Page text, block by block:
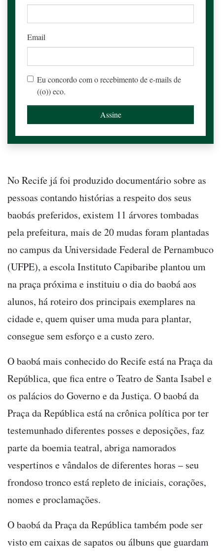
Email
Eu concordo com o recebimento de e-mails de
((o)) eco.
No Recife já foi produzido documentário sobre as
pessoas contando histórias a respeito dos seus
baobás preferidos, existem 11 árvores tombadas
pela prefeitura, mais de 20 mudas foram plantadas
no campus da Universidade Federal de Pernambuco
(UFPE), a escola Instituto Capibaribe plantou um
na praça próxima e instituiu o dia do baobá aos
alunos, há roteiro dos principais exemplares na
cidade e, quem quiser uma muda para plantar,
consegue sem esforço e a custo zero.
O baobá mais conhecido do Recife está na Praça da
República, que fica entre o Teatro de Santa Isabel e
os palácios do Governo e da Justiça. O baobá da
Praça da República está na crônica política por ter
testemunhado diferentes posses e deposições, faz
parte da boemia teatral, abriga namorados
vespertinos e vândalos de diferentes horas – seu
frondoso tronco está repleto de iniciais, corações,
nomes e proclamações.
O baobá da Praça da República também pode ser
visto em caixas de sapatos ou álbuns que guardam